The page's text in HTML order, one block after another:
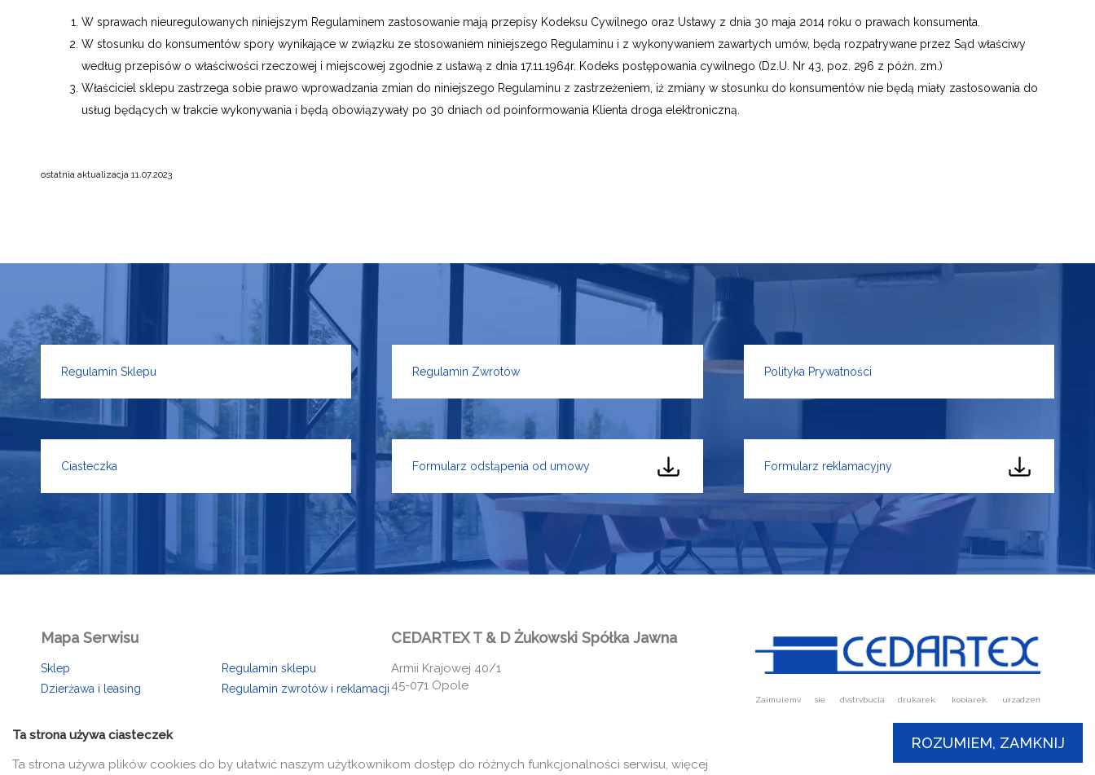
W sprawach nieuregulowanych niniejszym Regulaminem zastosowanie mają przepisy Kodeksu Cywilnego oraz Ustawy z dnia 30 maja 2014 roku o prawach konsumenta.
W stosunku do konsumentów spory wynikające w związku ze stosowaniem niniejszego Regulaminu i z wykonywaniem zawartych umów, będą rozpatrywane przez Sąd właściwy
według przepisów o właściwości rzeczowej i miejscowej zgodnie z ustawą z dnia 17.11.1964r. Kodeks postępowania cywilnego (Dz.U. Nr 43, poz. 296 z późn. zm.)
Właściciel sklepu zastrzega sobie prawo wprowadzania zmian do niniejszego Regulaminu z zastrzeżeniem, iż zmiany w stosunku do konsumentów nie będą miały zastosowania do
usług będących w trakcie wykonywania i będą obowiązywały po 30 dniach od poinformowania Klienta droga elektroniczną.
ostatnia aktualizacja 11.07.2023
Regulamin Sklepu Regulamin Zwrotów Polityka Prywatności
Ciasteczka Formularz odstąpenia od umowy Formularz reklamacyjny
Mapa Serwisu
Sklep
Dzierżawa i leasing
Kontakt
Regulamin sklepu
Regulamin zwrotów i reklamacji
Zajmujemy się dystrybucją drukarek, kopiarek, urządzeń
niszczarki, skanery i czytniki. W naszym sklepie znajdziesz również
CEDARTEX T & D Żukowski Spółka Jawna
Armii Krajowej 40/1
45-071 Opole
Ta strona używa ciasteczek
Ta strona używa plików cookies do by ułatwić naszym użytkownikom dostęp do różnych funkcjonalności serwisu, więcej
ROZUMIEM, ZAMKNIJ